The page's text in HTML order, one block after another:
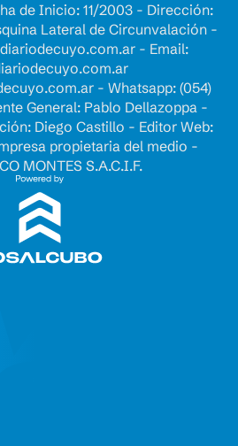
de Inicio: 11/2003 - Dirección:
Lateral de Circunvalación -
- Email:
- Whatsapp: (054)
General: Pablo Dellazoppa -
Diego Castillo - Editor Web:
propietaria del medio -
MONTES S.A.C.I.F.